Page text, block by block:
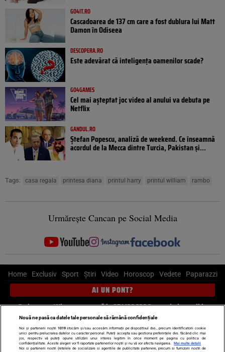
GO4IT.RO
Cascadoarea de 137 cm care a fost dublura lui Matt
Damon în Odiseea
DESCOPERA.RO
Este adevărat că inteligența oamenilor scade?
GO4GAMES
Cel mai așteptat joc video al anului va debuta pe
Netflix
GANDUL.RO
Ștefan Popescu, analiză de weekend. Ce înseamnă
acordul de la Mecca dintre Turcia, Pakistan şi...
Tags: casa regala printesa diana printul harry printul william rambo
Urmărește Cancan pe Social Media
Home Exclusiv Sport Știri Video Horoscop Vedete Paparazzi
AI UN PONT?
Scrie-ne pe Whatsapp, sună la 0741226226 sau trimite mail la
pont@cancan.ro
Știri interne Știri externe
Politică
Nouă ne pasă ca datele tale personale să rămână confidențiale
Noi și partenerii noștri 1019stocăm și/sau accesăm informații pe dispozitivul dvs., precum identificatorii cookie
unici pentru prelucrarea datelor cu caracter personal. Puteți accepta sau gestiona preferințele dvs. făcând clic mai
jos, respectiv vă puteți opune utilizării unui interes legitim în orice moment pe pagina cu politica de
confidențialitate. Aceste alegeri vor fi raportate partenerilor noștri și nu vă vor afecta navigarea.
Mai multe detalii
Noi si partenerii nostri (retelele de socializare si agentiile de publicitate partenere, precum si furnizorii nostri de